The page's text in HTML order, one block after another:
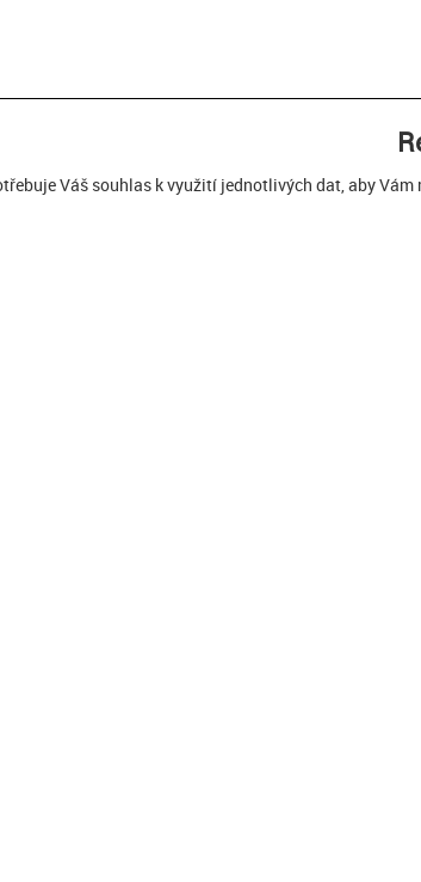
Váš souhlas k využití jednotlivých dat, aby